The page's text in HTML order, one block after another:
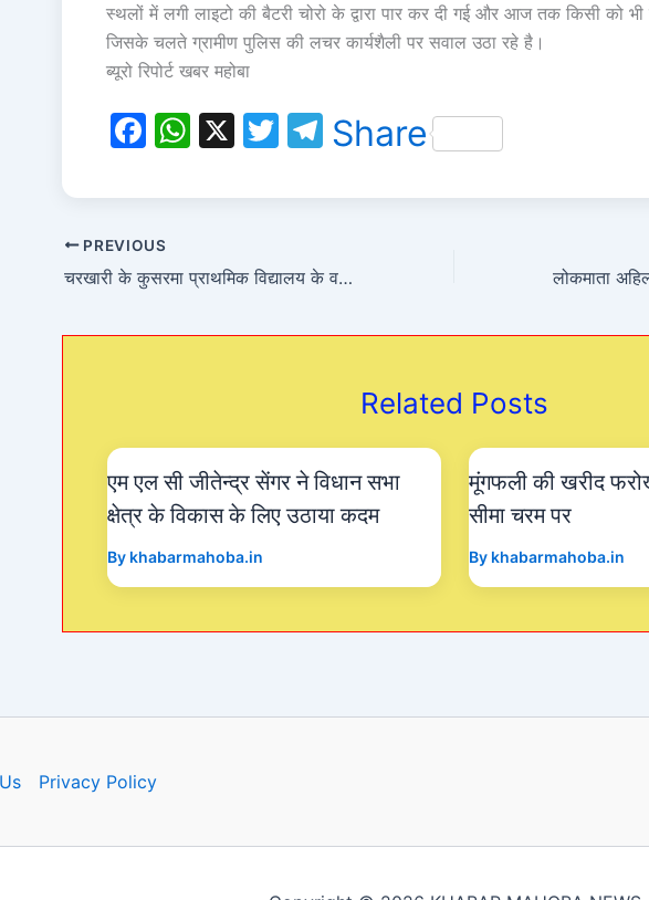
स्थलों में लगी लाइटो की बैटरी चोरो के द्वारा पार कर दी गई और आज तक किसी को भी
जिसके चलते ग्रामीण पुलिस की लचर कार्यशैली पर सवाल उठा रहे है।
ब्यूरो रिपोर्ट खबर महोबा
F
c
e
b
o
W
at
A
p
X
T
itt
T
e
a
Share
PREVIOUS
चरखारी के कुसरमा प्राथमिक विद्यालय के वरिष्ठ अध्यापक मानगिरि गोस्वामी जी हुए सेवानिवृत्त,
Related Posts
एम एल सी जीतेन्द्र सेंगर ने विधान सभा
क्षेत्र के विकास के लिए उठाया कदम
By khabarmahoba.in
मूंगफली की खरीद
सीमा चरम पर
By khabarmahoba.in
Privacy Policy